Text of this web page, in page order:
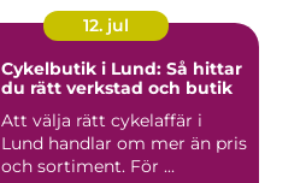
12. jul
Cykelbutik i Lund: Så hittar
du rätt verkstad och butik
Att välja rätt cykelaffär i
Lund handlar om mer än pris
och sortiment. För ...